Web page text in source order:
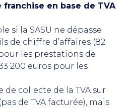
franchise en base de TVA
si la SASU ne dépasse
de chiffre d’affaires (82
les prestations de
200 euros pour les
de collecte de la TVA sur
de TVA facturée), mais